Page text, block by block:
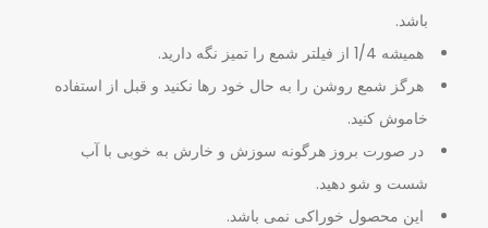
باشد.
همیشه 1/4 از فیلتر شمع را تمیز نگه دارید.
هرگز شمع روشن را به حال خود رها نکنید و قبل از استفاده
خاموش کنید.
در صورت بروز هرگونه سوزش و خارش به خوبی با آب
شست و شو دهید.
این محصول خوراکی نمی باشد.